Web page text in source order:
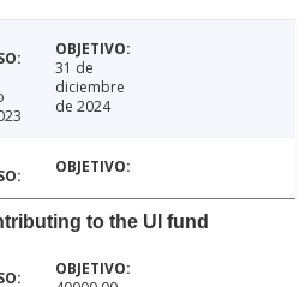
31 de
diciembre
de 2024
to the UI fund